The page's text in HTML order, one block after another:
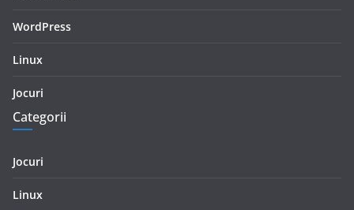
WordPress
Linux
Jocuri
Categorii
Jocuri
Linux